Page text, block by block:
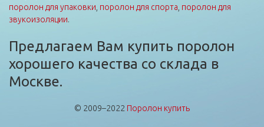
поролон для упаковки поролон для спорта поролон для
звукоизоляции.
Предлагаем Вам купить поролон
хорошего качества со склада в
Москве.
© 2009–2022 Поролон купить